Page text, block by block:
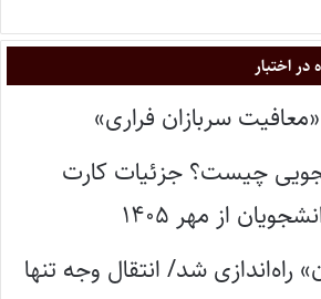
اختبار
سربازان فراری»
چیست؟ جزئیات کارت
از مهر ۱۴۰۵
راه‌اندازی شد/ انتقال وجه تنها